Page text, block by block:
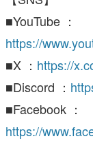
■YouTube ：
https://
■X ： https://
■Discord ：
■Facebook ：
https://